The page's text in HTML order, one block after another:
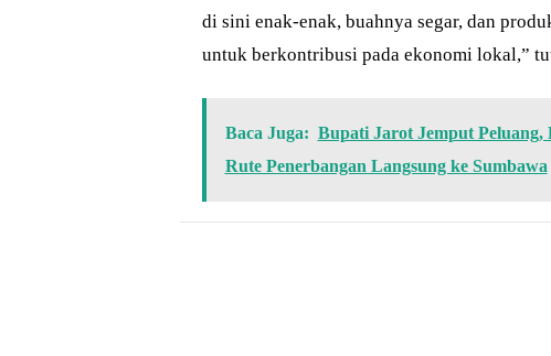
di sini enak-enak, buahnya segar, dan
untuk berkontribusi pada ekonomi lokal,”
Baca Juga: Bupati Jarot Jemput
Rute Penerbangan Langsung ke Sumbawa